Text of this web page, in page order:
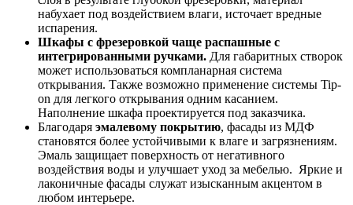
набухает под воздействием влаги, источает вредные
испарения.
Шкафы с фрезеровкой чаще распашные с
интегрированными ручками. Для габаритных створок
может использоваться компланарная система
открывания. Также возможно применение системы Tip-
on для легкого открывания одним касанием.
Наполнение шкафа проектируется под заказчика.
Благодаря эмалевому покрытию, фасады из МДФ
становятся более устойчивыми к влаге и загрязнениям.
Эмаль защищает поверхность от негативного
воздействия воды и улучшает уход за мебелью. Яркие и
лаконичные фасады служат изысканным акцентом в
любом интерьере.